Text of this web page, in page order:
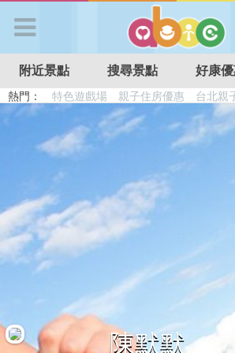
APP登入
首 頁
搜尋景點
好康優惠
最新留言
附近景點 搜尋景點 好康
熱門： 溜滑梯民宿 觀光工廠 DIY摘果
特色遊戲場
親子住房優惠 台北親子餐廳 溫
陳默默